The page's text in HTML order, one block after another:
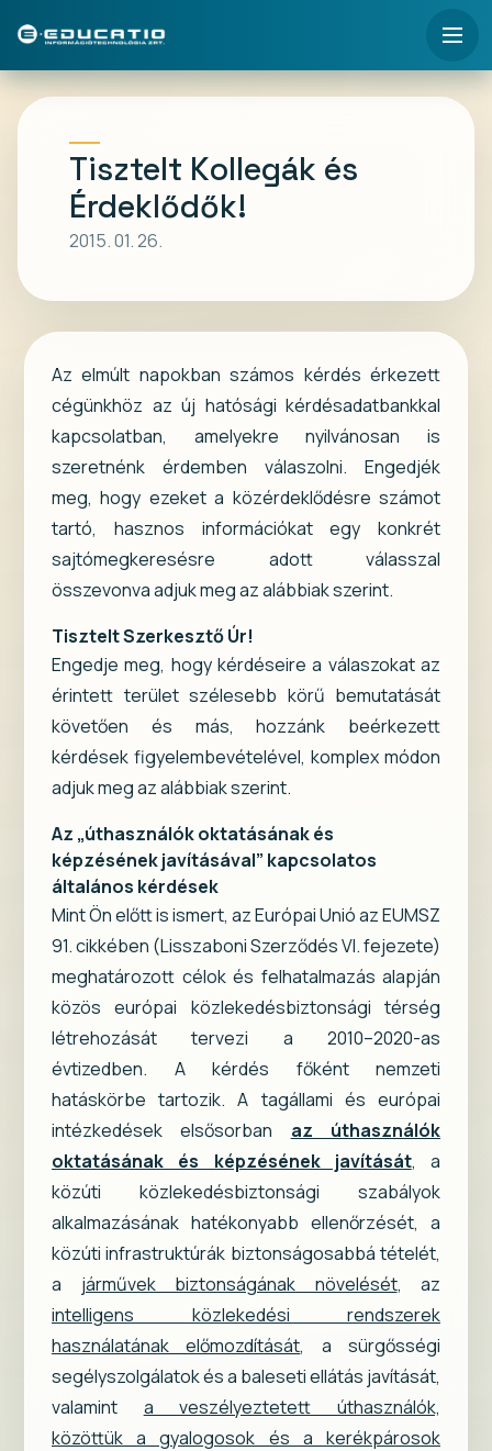
Tisztelt Kollegák és
Érdeklődők!
2015. 01. 26.
Az elmúlt napokban számos kérdés érkezett
cégünkhöz az új hatósági kérdésadatbankkal
kapcsolatban, amelyekre nyilvánosan is
szeretnénk érdemben válaszolni. Engedjék
meg, hogy ezeket a közérdeklődésre számot
tartó, hasznos információkat egy konkrét
sajtómegkeresésre adott válasszal
összevonva adjuk meg az alábbiak szerint.
Tisztelt Szerkesztő Úr!
Engedje meg, hogy kérdéseire a válaszokat az
érintett terület szélesebb körű bemutatását
követően és más, hozzánk beérkezett
kérdések figyelembevételével, komplex módon
adjuk meg az alábbiak szerint.
Az „úthasználók oktatásának és
képzésének javításával” kapcsolatos
általános kérdések
Mint Ön előtt is ismert, az Európai Unió az EUMSZ
91. cikkében (Lisszaboni Szerződés VI. fejezete)
meghatározott célok és felhatalmazás alapján
közös európai közlekedésbiztonsági térség
létrehozását tervezi a 2010–2020-as
évtizedben. A kérdés főként nemzeti
hatáskörbe tartozik. A tagállami és európai
intézkedések elsősorban az úthasználók
oktatásának és képzésének javítását, a
közúti közlekedésbiztonsági szabályok
alkalmazásának hatékonyabb ellenőrzését, a
közúti infrastruktúrák biztonságosabbá tételét,
a járművek biztonságának növelését, az
intelligens közlekedési rendszerek
használatának előmozdítását, a sürgősségi
segélyszolgálatok és a baleseti ellátás javítását,
valamint a veszélyeztetett úthasználók,
közöttük a gyalogosok és a kerékpárosok